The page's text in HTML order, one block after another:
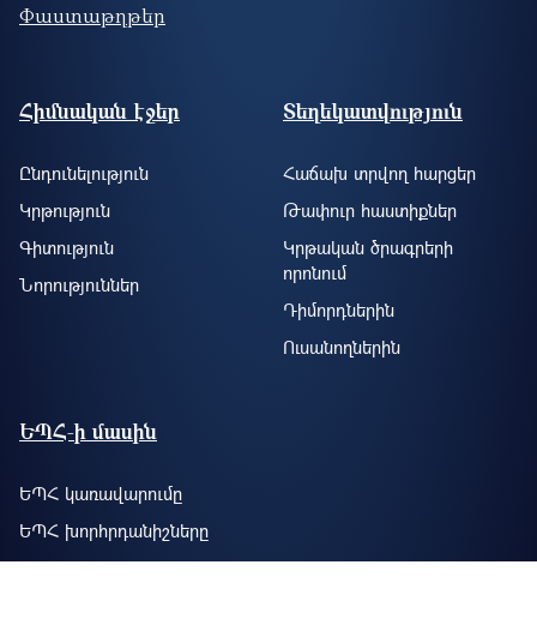
Փաստաթղթեր
Footer site information
Հիմնական էջեր
Ընդունելություն
Կրթություն
Գիտություն
Նորություններ
Տեղեկատվություն
Հաճախ տրվող հարցեր
Թափուր հաստիքներ
Կրթական ծրագրերի
որոնում
Դիմորդներին
Ուսանողներին
ԵՊՀ-ի մասին
ԵՊՀ կառավարումը
ԵՊՀ խորհրդանիշները